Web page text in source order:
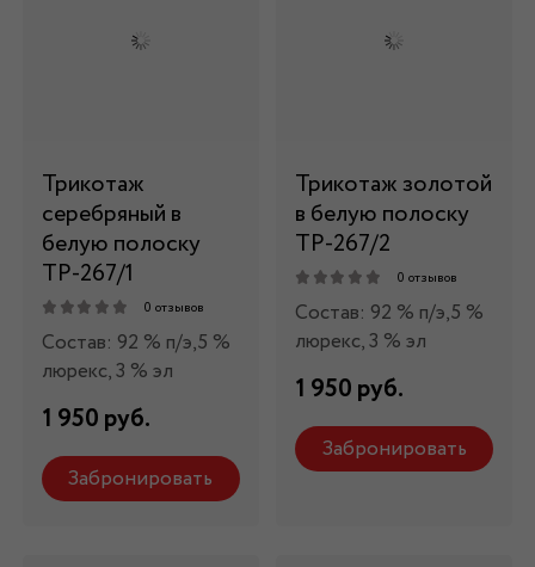
Трикотаж
серебряный в
белую полоску
ТР-267/1
0 отзывов
Состав: 92 % п/э,5 %
люрекс, 3 % эл
1 950 руб.
Забронировать
Трикотаж золотой
в белую полоску
ТР-267/2
0 отзывов
Состав: 92 % п/э,5 %
люрекс, 3 % эл
1 950 руб.
Забронировать